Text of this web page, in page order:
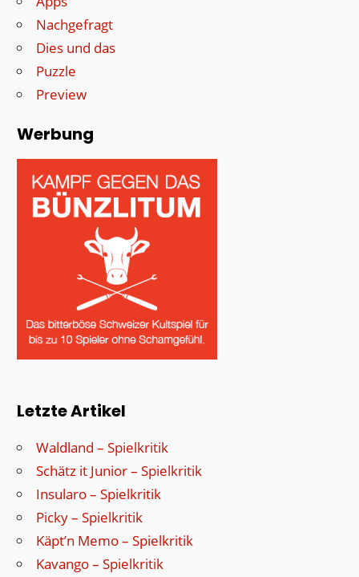
Nachgefragt
Dies und das
Puzzle
Preview
Werbung
Letzte Artikel
Waldland – Spielkritik
Schätz it Junior – Spielkritik
Insularo – Spielkritik
Picky – Spielkritik
Käpt’n Memo – Spielkritik
Kavango – Spielkritik